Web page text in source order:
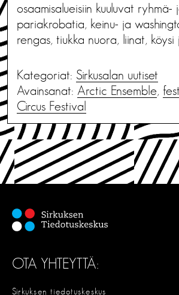
osaamisalueisiin kuuluvat ryhmä-
pariakrobatia, keinu- ja
rengas, tiukka nuora, liinat, köysi
Kategoriat: Sirkusalan uutiset
Avainsanat: Arctic Ensemble,
Circus Festival
OTA YHTEYTTÄ:
Sirkuksen tiedotuskeskus